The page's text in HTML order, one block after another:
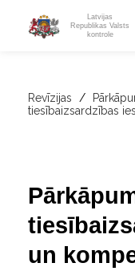
Latvijas
Republikas Valsts
kontrole
Revīzijas /
tiesībaizsardzības
un